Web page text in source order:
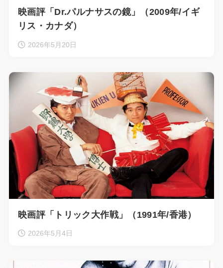
映画評「Dr.パルナサスの鏡」（2009年/イギ
リス・カナダ）
2026年5月20日
映画評「トリック大作戦」（1991年/香港）
2026年5月4日